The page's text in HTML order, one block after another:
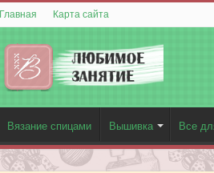
Главная Карта сайта
Вязание спицами Вышивка Все